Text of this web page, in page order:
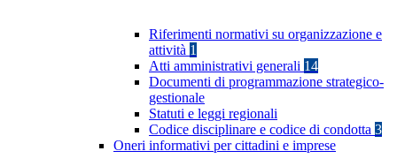
Riferimenti normativi su organizzazione e
attività 1
Atti amministrativi generali 14
Documenti di programmazione strategico-
gestionale
Statuti e leggi regionali
Codice disciplinare e codice di condotta 3
Oneri informativi per cittadini e imprese